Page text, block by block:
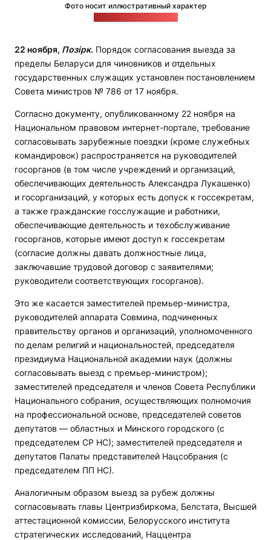
Фото носит иллюстративный характер
22 ноября, Позірк. Порядок согласования выезда за
пределы Беларуси для чиновников и отдельных
государственных служащих установлен постановлением
Совета министров № 786 от 17 ноября.
Согласно документу, опубликованному 22 ноября на
Национальном правовом интернет-портале, требование
согласовывать зарубежные поездки (кроме служебных
командировок) распространяется на руководителей
госорганов (в том числе учреждений и организаций,
обеспечивающих деятельность Александра Лукашенко)
и госорганизаций, у которых есть допуск к госсекретам,
а также гражданские госслужащие и работники,
обеспечивающие деятельность и техобслуживание
госорганов, которые имеют доступ к госсекретам
(согласие должны давать должностные лица,
заключавшие трудовой договор с заявителями;
руководители соответствующих госорганов).
Это же касается заместителей премьер-министра,
руководителей аппарата Совмина, подчиненных
правительству органов и организаций, уполномоченного
по делам религий и национальностей, председателя
президиума Национальной академии наук (должны
согласовывать выезд с премьер-министром);
заместителей председателя и членов Совета Республики
Национального собрания, осуществляющих полномочия
на профессиональной основе, председателей советов
депутатов — областных и Минского городского (с
председателем СР НС); заместителей председателя и
депутатов Палаты представителей Нацсобрания (с
председателем ПП НС).
Аналогичным образом выезд за рубеж должны
согласовывать главы Центризбиркома, Белстата, Высшей
аттестационной комиссии, Белорусского института
стратегических исследований, Наццентра